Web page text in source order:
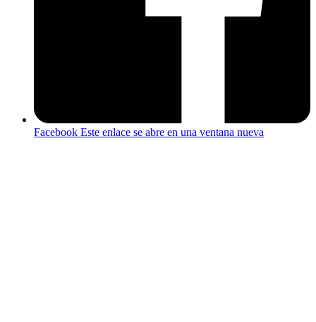
Facebook Este enlace se abre en una ventana nueva